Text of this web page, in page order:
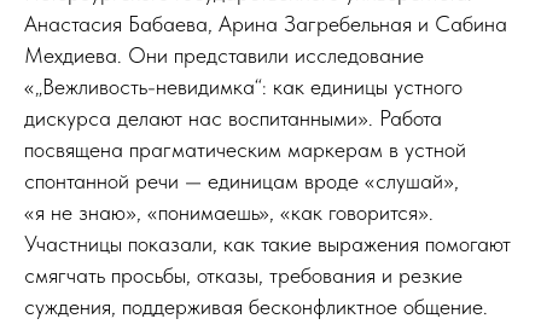
Анастасия Бабаева, Арина Загребельная и Сабина
Мехдиева. Они представили исследование
«„Вежливость-невидимка“: как единицы устного
дискурса делают нас воспитанными». Работа
посвящена прагматическим маркерам в устной
спонтанной речи — единицам вроде «слушай»,
«я не знаю», «понимаешь», «как говорится».
Участницы показали, как такие выражения помогают
смягчать просьбы, отказы, требования и резкие
суждения, поддерживая бесконфликтное общение.